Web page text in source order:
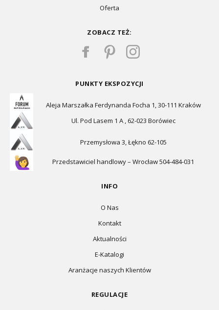
Oferta
ZOBACZ TEŻ:
PUNKTY EKSPOZYCJI
Aleja Marszałka Ferdynanda Focha 1, 30-111 Kraków
Ul. Pod Lasem 1 A , 62-023 Borówiec
Przemysłowa 3, Łękno 62-105
Przedstawiciel handlowy – Wrocław 504-484-031
INFO
O Nas
Kontakt
Aktualności
E-Katalogi
Aranżacje naszych Klientów
REGULACJE